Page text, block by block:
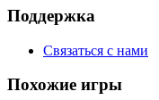
Поддержка
Связаться с нами
Похожие игры